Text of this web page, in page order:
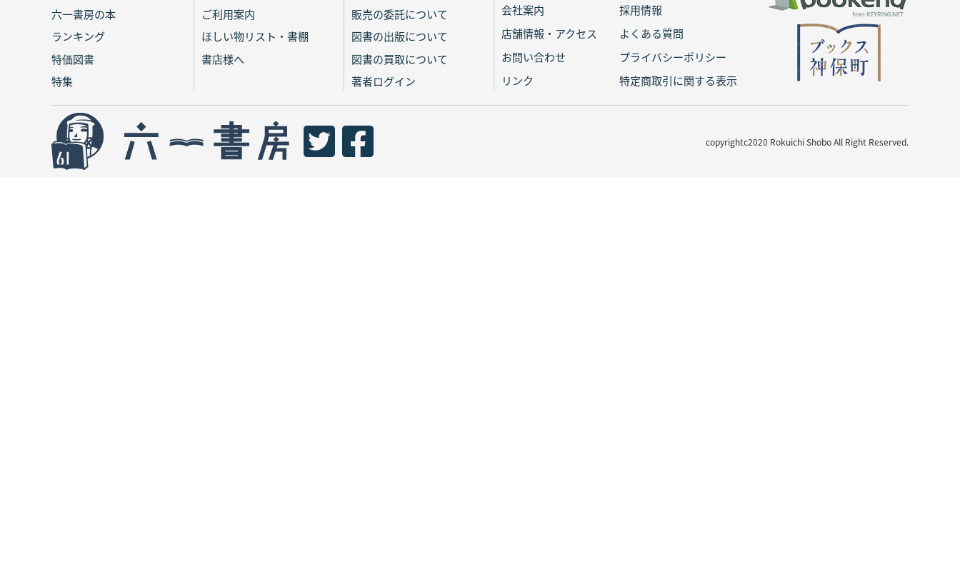
六一書房の本
ランキング
特価図書
特集
ご利用案内
ほしい物リスト・書棚
書店様へ
販売の委託について
図書の出版について
図書の買取について
著者ログイン
会社案内
採用情報
店舗情報・アクセス
よくある質問
お問い合わせ
プライバシーポリシー
リンク
特定商取引に関する表示
copyrightc2020 Rokuichi Shobo All Right Reserved.